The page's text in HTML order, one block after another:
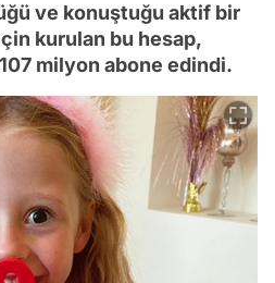
ve konuştuğu aktif bir
kurulan bu hesap,
milyon abone edindi.